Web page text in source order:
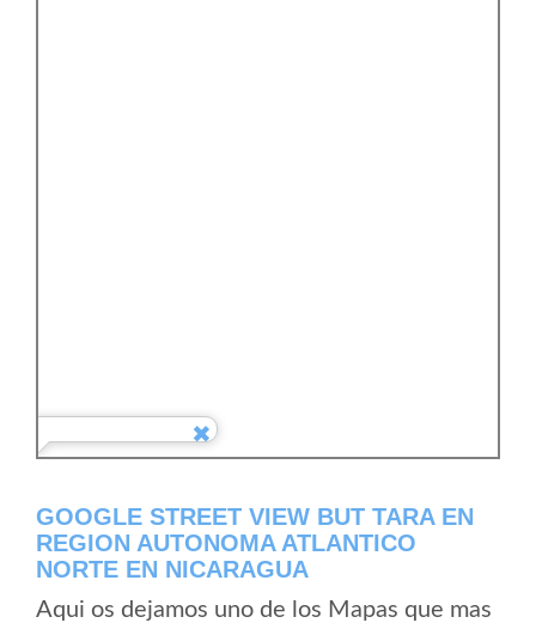
GOOGLE STREET VIEW BUT TARA EN
REGION AUTONOMA ATLANTICO
NORTE EN NICARAGUA
Aqui os dejamos uno de los Mapas que mas